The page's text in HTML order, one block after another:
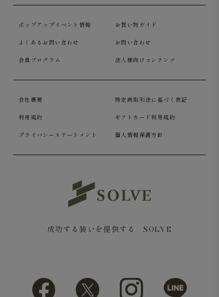
ポップアップイベント情報 お買い物ガイド
よくあるお問い合わせ お問い合わせ
会員プログラム 法人様向けコンテンツ
会社概要 特定商取引法に基づく表記
利用規約 ギフトカード利用規約
プライバシーステートメント 個人情報保護方針
成功する装いを提供する SOLVE